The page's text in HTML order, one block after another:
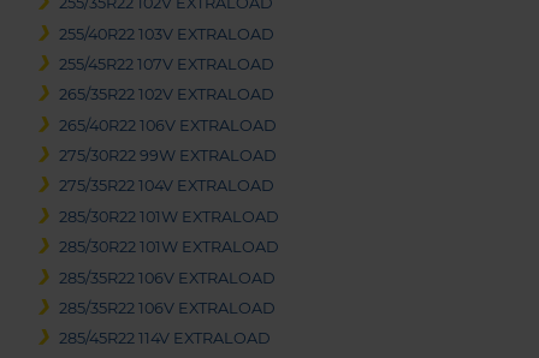
255/40R22 103V EXTRALOAD
255/45R22 107V EXTRALOAD
265/35R22 102V EXTRALOAD
265/40R22 106V EXTRALOAD
275/30R22 99W EXTRALOAD
275/35R22 104V EXTRALOAD
285/30R22 101W EXTRALOAD
285/30R22 101W EXTRALOAD
285/35R22 106V EXTRALOAD
285/35R22 106V EXTRALOAD
285/45R22 114V EXTRALOAD